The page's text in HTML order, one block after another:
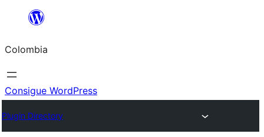
Saltar
contenido
Colombia
Consigue WordPress
Plugin Directory